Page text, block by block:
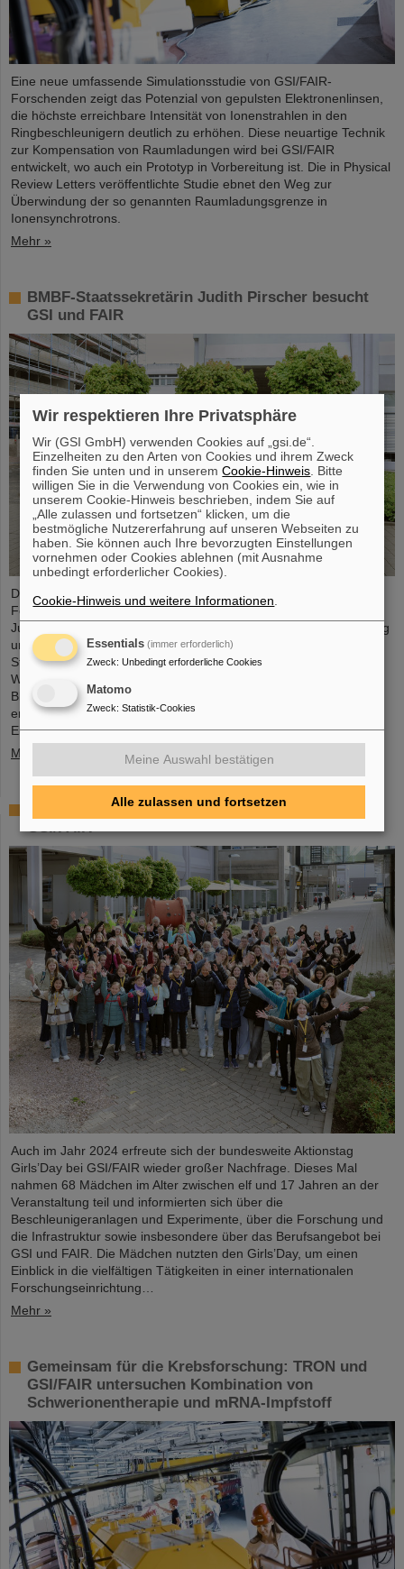
Eine neue umfassende Simulationsstudie von GSI/FAIR-
Forschenden zeigt das Potenzial von gepulsten Elektronenlinsen,
die höchste erreichbare Intensität von Ionenstrahlen in den
Ringbeschleunigern deutlich zu erhöhen. Diese neuartige Technik
zur Kompensation von Raumladungen wird bei GSI/FAIR
entwickelt, wo auch ein Prototyp in Vorbereitung ist. Die in Physical
Review Letters veröffentlichte Studie ebnet den Weg zur
Überwindung der so genannten Raumladungsgrenze in
Ionensynchrotrons.
Mehr »
BMBF-Staatssekretärin Judith Pirscher besucht
GSI und FAIR
Der Fortschritt des FAIR-Projekts und die aktuellen
Forschungsaktivitäten standen im Mittelpunkt eines Besuchs von
Judith Pirscher, Staatssekretärin im Bundesministerium für Bildung
und Forschung (BMBF), auf dem GSI/FAIR-Campus. Die
Staatssekretärin wurde von Professor Paolo Giubellino,
Wissenschaftlicher Geschäftsführer von GSI und FAIR, und Jörg
Blaurock, Technischer Geschäftsführer von GSI und FAIR,
empfangen. Bei ihrem Besuch erhielt sie einen umfassenden
Einblick über die wissenschaftlichen…
Mehr »
Erneut großer Zuspruch beim Girls’Day 2024 bei
GSI/FAIR
Auch im Jahr 2024 erfreute sich der bundesweite Aktionstag
Girls’Day bei GSI/FAIR wieder großer Nachfrage. Dieses Mal
nahmen 68 Mädchen im Alter zwischen elf und 17 Jahren an der
Veranstaltung teil und informierten sich über die
Beschleunigeranlagen und Experimente, über die Forschung und
die Infrastruktur sowie insbesondere über das Berufsangebot bei
GSI und FAIR. Die Mädchen nutzten den Girls’Day, um einen
Einblick in die vielfältigen Tätigkeiten in einer internationalen
Forschungseinrichtung…
Mehr »
Gemeinsam für die Krebsforschung: TRON und
GSI/FAIR untersuchen Kombination von
Schwerionentherapie und mRNA-Impfstoff
Wir respektieren Ihre Privatsphäre
Wir (GSI GmbH) verwenden Cookies auf „gsi.de“.
Einzelheiten zu den Arten von Cookies und ihrem Zweck
finden Sie unten und in unseremCookie-Hinweis . Bitte
willigen Sie in die Verwendung von Cookies ein, wie in
unserem Cookie-Hinweis beschrieben, indem Sie auf
„Alle zulassen und fortsetzen“ klicken, um die
bestmögliche Nutzererfahrung auf unseren Webseiten zu
haben. Sie können auch Ihre bevorzugten Einstellungen
vornehmen oder Cookies ablehnen (mit Ausnahme
unbedingt erforderlicher Cookies).
Cookie-Hinweis und weitere Informationen
Essentials (immer erforderlich)
Zweck: Unbedingt erforderliche Cookies
Matomo
Zweck: Statistik-Cookies
Meine Auswahl bestätigen
Alle zulassen und fortsetzen